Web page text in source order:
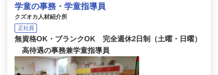
学童の事務・学童指導員
クズオカ人材紹介所
正社員
無資格OK・ブランクOK 完全週休2日制（土曜・日曜）
高待遇の事務兼学童指導員